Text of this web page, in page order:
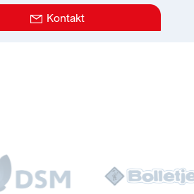
Kontakt